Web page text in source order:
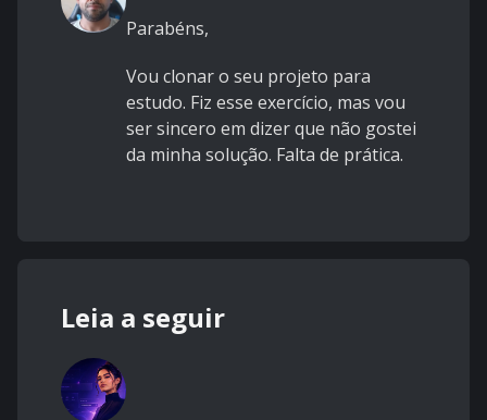
Parabéns,
Vou clonar o seu projeto para
estudo. Fiz esse exercício, mas vou
ser sincero em dizer que não gostei
da minha solução. Falta de prática.
Leia a seguir